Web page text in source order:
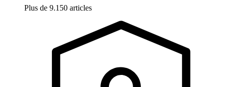
Plus de 9.150 articles